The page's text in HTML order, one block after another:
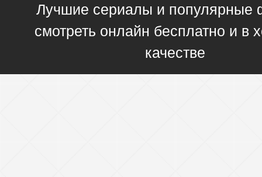
Лучшие сериалы и
смотреть онлайн бесплатно и в
качестве